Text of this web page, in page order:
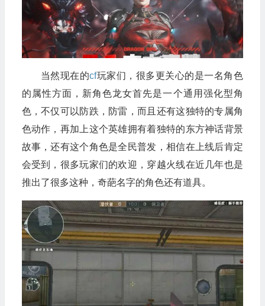
当然现在的cf玩家们，很多更关心的是一名角色
的属性方面，新角色龙女首先是一个通用强化型角
色，不仅可以防跌，防雷，而且还有这独特的专属角
色动作，再加上这个英雄拥有着独特的东方神话背景
故事，还有这个角色是全民普发，相信在上线后肯定
会受到，很多玩家们的欢迎，穿越火线在近几年也是
推出了很多这种，奇葩名字的角色还有道具。